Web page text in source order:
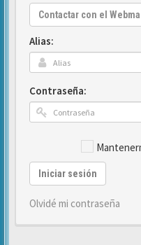
Contactar con el
Alias:
Contraseña:
Iniciar sesión
Olvidé mi contraseña